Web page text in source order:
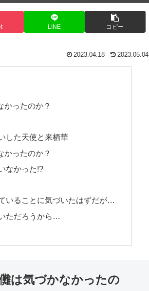
LINE コピー
2023.04.18 2023.05.04
ったのか？
した天使と来栖華
かったのか？
なかった!?
いることに気づいたはずだが…
ただろうから…
は気づかなかったの